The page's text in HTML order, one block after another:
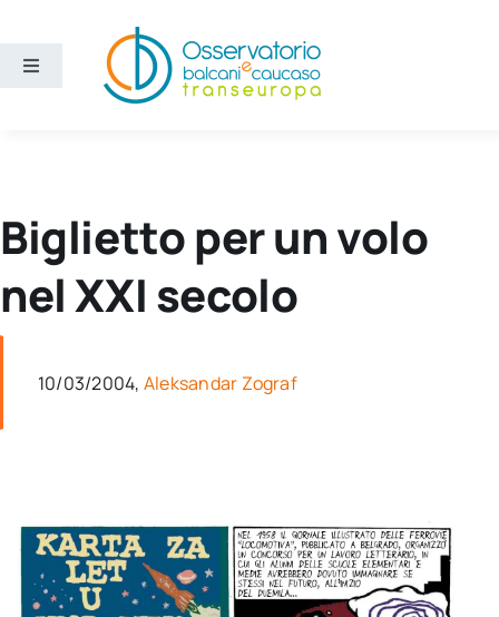
contenuto
Toggle
Ricerca e divulgazione
Newsletter
Biglietto per un volo
nel XXI secolo
10/03/2004, Aleksandar Zograf